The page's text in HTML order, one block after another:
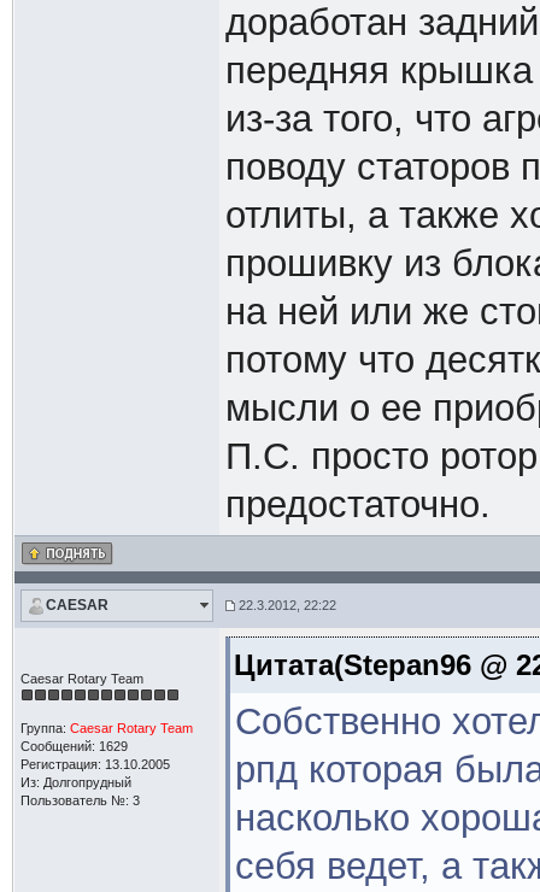
доработан
передняя
из-за того, что
поводу статоров
отлиты, а также
прошивку из
на ней или же
потому что
мысли о ее
П.С. просто
предостаточно.
CAESAR 22.3.2012, 22:22
Caesar Rotary Team
Группа: Caesar Rotary Team
Сообщений: 1629
Регистрация: 13.10.2005
Из: Долгопрудный
Пользователь №: 3
Цитата(Stepan96 @
Собственно
рпд которая
насколько
себя ведет, а